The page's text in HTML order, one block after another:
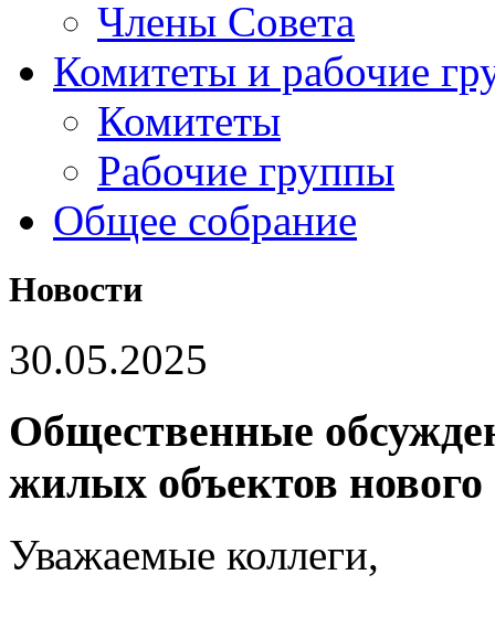
Члены Совета
Комитеты и рабочие
Комитеты
Рабочие группы
Общее собрание
Новости
30.05.2025
Общественные
жилых объектов нового
Уважаемые коллеги,